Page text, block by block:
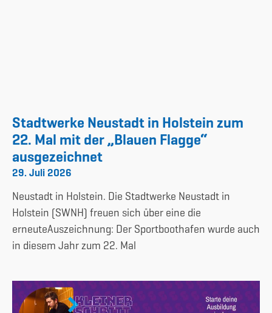
Stadtwerke Neustadt in Holstein zum
22. Mal mit der „Blauen Flagge“
ausgezeichnet
29. Juli 2026
Neustadt in Holstein. Die Stadtwerke Neustadt in
Holstein (SWNH) freuen sich über eine die
erneuteAuszeichnung: Der Sportboothafen wurde auch
in diesem Jahr zum 22. Mal